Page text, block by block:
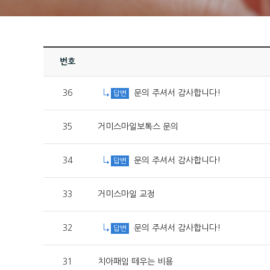
번호
36 답변 문의 주셔서 감사합니다!
35 거미스마일보톡스 문의
34 답변 문의 주셔서 감사합니다!
33 거미스마일 교정
32 답변 문의 주셔서 감사합니다!
31 치아패임 떼우는 비용